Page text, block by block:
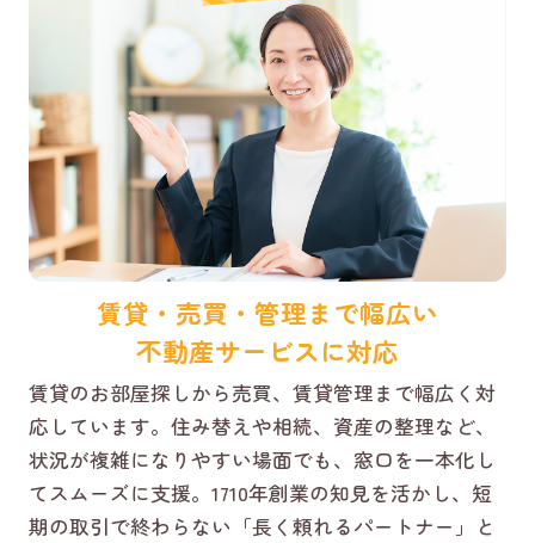
賃貸・売買・管理まで幅広い
不動産サービスに対応
賃貸のお部屋探しから売買、賃貸管理まで幅広く対
応しています。住み替えや相続、資産の整理など、
状況が複雑になりやすい場面でも、窓口を一本化し
てスムーズに支援。1710年創業の知見を活かし、短
期の取引で終わらない「長く頼れるパートナー」と